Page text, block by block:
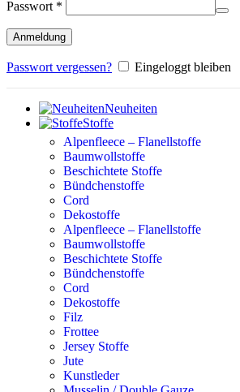
Passwort *
Anmeldung
Passwort vergessen? Eingeloggt bleiben
Neuheiten
Stoffe
Alpenfleece – Flanellstoffe
Baumwollstoffe
Beschichtete Stoffe
Bündchenstoffe
Cord
Dekostoffe
Alpenfleece – Flanellstoffe
Baumwollstoffe
Beschichtete Stoffe
Bündchenstoffe
Cord
Dekostoffe
Filz
Frottee
Jersey Stoffe
Jute
Kunstleder